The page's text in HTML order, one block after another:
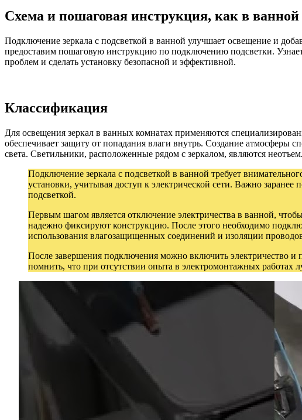
Схема и пошаговая инструкция, как в
Подключение зеркала с подсветкой в ванной улучшает освещение и
предоставим пошаговую инструкцию по подключению подсветки.
проблем и сделать установку безопасной и эффективной.
Классификация
Для освещения зеркал в ванных комнатах применяются
обеспечивает защиту от попадания влаги внутрь. Создание атмосферы
света. Светильники, расположенные рядом с зеркалом, являются
Подключение зеркала с подсветкой в ванной требует
установки, учитывая доступ к электрической сети. Важно
подсветкой.
Первым шагом является отключение электричества в ванной,
надежно фиксируют конструкцию. После этого необходимо
использования влагозащищенных соединений и изоляции
После завершения подключения можно включить электричество и
помнить, что при отсутствии опыта в электромонтажных работах